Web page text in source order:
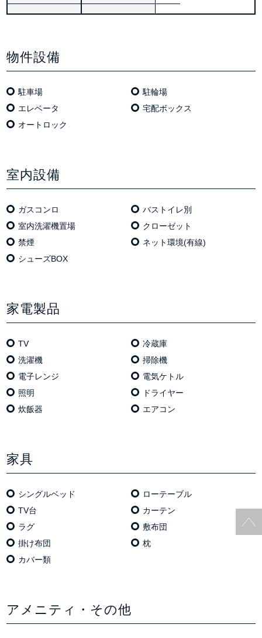
物件設備
駐車場
駐輪場
エレベータ
宅配ボックス
オートロック
室内設備
ガスコンロ
バストイレ別
室内洗濯機置場
クローゼット
禁煙
ネット環境(有線)
シューズBOX
家電製品
TV
冷蔵庫
洗濯機
掃除機
電⼦レンジ
電気ケトル
照明
ドライヤー
炊飯器
エアコン
家具
シングルベッド
ローテーブル
TV台
カーテン
ラグ
敷布団
掛け布団
枕
カバー類
アメニティ・その他